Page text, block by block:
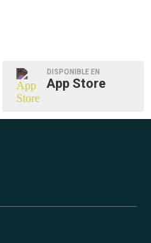
DISPONIBLE EN
App Store